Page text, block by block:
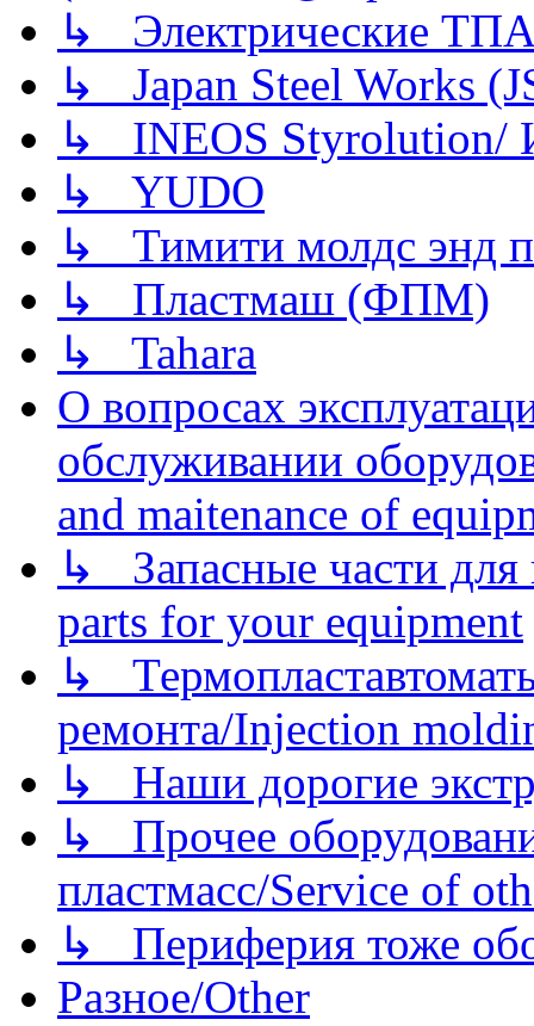
↳ Электрические
↳ Japan Steel Works
↳ INEOS
↳ YUDO
↳ Тимити молдс энд
↳ Пластмаш (ФПМ)
↳ Tahara
О вопросах
обслуживании
and maitenance of
↳ Запасные части для
parts for your equipment
↳
ремонта/Injection
↳ Наши дорогие
↳ Прочее
пластмасс/Service of
↳ Периферия тоже
Разное/Other